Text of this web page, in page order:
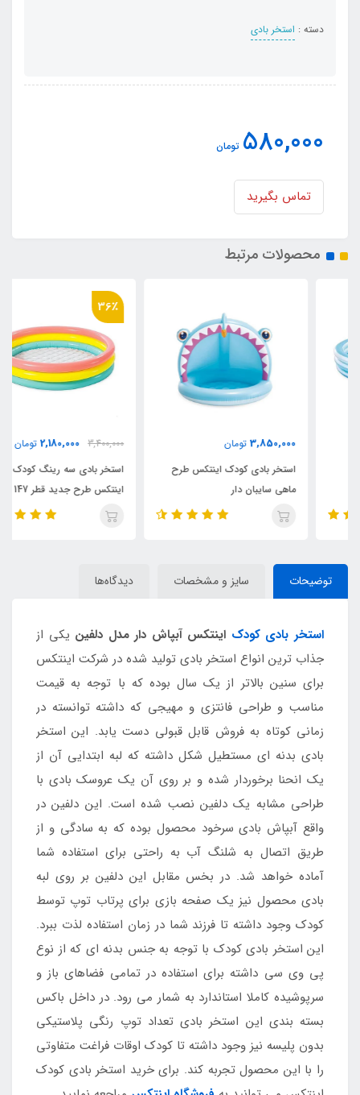
دسته : استخر بادی
580,000 تومان
تماس بگیرید
محصولات مرتبط
3,850,000 تومان
استخر بادی کودک اینتکس طرح
ماهی سایبان دار
2,180,000
تومان
استخر بادی سه رینگ کودک
اینتکس طرح جدید قطر 147
توضیحات سایز و مشخصات دیدگاه‌ها
استخر بادی کودک اینتکس آبپاش دار مدل دلفین یکی از
جذاب ترین انواع استخر بادی تولید شده در شرکت اینتکس
برای سنین بالاتر از یک سال بوده که با توجه به قیمت
مناسب و طراحی فانتزی و مهیجی که داشته توانسته در
زمانی کوتاه به فروش قابل قبولی دست یابد. این استخر
بادی بدنه ای مستطیل شکل داشته که لبه ابتدایی آن از
یک انحنا برخوردار شده و بر روی آن یک عروسک بادی با
طراحی مشابه یک دلفین نصب شده است. این دلفین در
واقع آبپاش بادی سرخود محصول بوده که به سادگی و از
طریق اتصال به شلنگ آب به راحتی برای استفاده شما
آماده خواهد شد. در بخس مقابل این دلفین بر روی لبه
بادی محصول نیز یک صفحه بازی برای پرتاب توپ توسط
کودک وجود داشته تا فرزند شما در زمان استفاده لذت ببرد.
این استخر بادی کودک با توجه به جنس بدنه ای که از نوع
پی وی سی داشته برای استفاده در تمامی فضاهای باز و
سرپوشیده کاملا استاندارد به شمار می رود. در داخل باکس
بسته بندی این استخر بادی تعداد توپ رنگی پلاستیکی
بدون پلیسه نیز وجود داشته تا کودک اوقات فراغت متفاوتی
را با این محصول تجربه کند. برای خرید استخر بادی کودک